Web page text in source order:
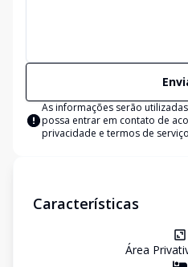
As informações serão
possa entrar em contato de
privacidade e termos de serviço
Características
Área